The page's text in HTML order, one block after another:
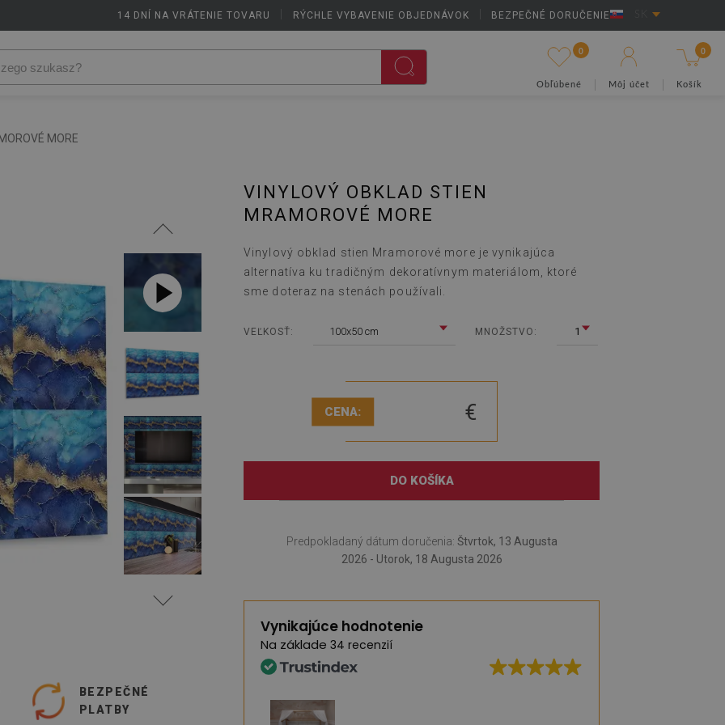
14 DNÍ NA VRÁTENIE TOVARU RÝCHLE VYBAVENIE OBJEDNÁVOK BEZPEČNÉ DORUČENIE
0
Obľúbené Môj účet
0
Košík
MORE
BEZPEČNÉ
PLATBY
VINYLOVÝ OBKLAD STIEN
MRAMOROVÉ MORE
Vinylový obklad stien Mramorové more je vynikajúca
alternatíva ku tradičným dekoratívnym materiálom, ktoré
sme doteraz na stenách používali.
VEĽKOSŤ: 100x50 cm MNOŽSTVO: 1
CENA: €
DO KOŠÍKA
Predpokladaný dátum doručenia: Štvrtok, 13 Augusta
2026 - Utorok, 18 Augusta 2026
Vynikajúce hodnotenie
Na základe 34 recenzií